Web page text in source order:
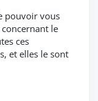
pouvoir vous
le
ces
et elles le sont